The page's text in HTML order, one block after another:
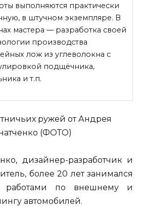
выполняются практически
в штучном экземпляре. В
мастера — разработка своей
производства
лож из углеволокна с
подщёчника,
и т.п.
дизайнер-разработчик и
более 20 лет занимался
работами по внешнему и
автомобилей.